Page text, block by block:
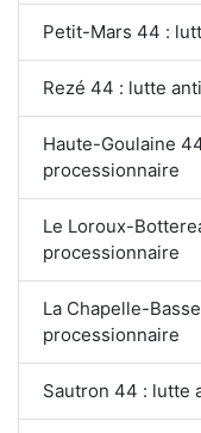
Petit-Mars 44 :
Rezé 44 : lutte
Haute-Goulaine
processionnaire
Le Loroux-
processionnaire
La Chapelle-
processionnaire
Sautron 44 : lutte